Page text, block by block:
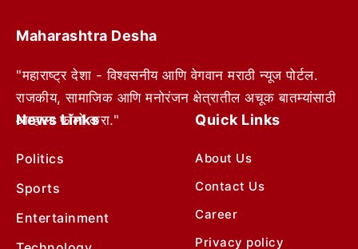
Maharashtra Desha
"महाराष्ट्र देशा - विश्वसनीय आणि वेगवान मराठी न्यूज पोर्टल.
राजकीय, सामाजिक आणि मनोरंजन क्षेत्रातील अचूक बातम्यांसाठी
आम्हाला फॉलो करा."
News Links
Politics
Sports
Entertainment
Quick Links
About Us
Contact Us
Career
Privacy policy